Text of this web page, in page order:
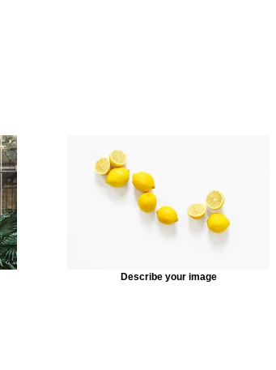
Describe your image